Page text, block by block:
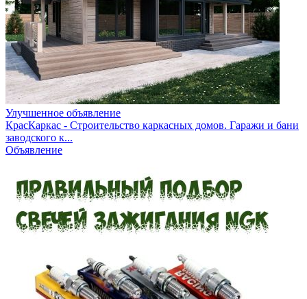
Улучшенное объявление
КрасКаркас - Строительство каркасных домов. Гаражи и бани
заводского к...
Объявление